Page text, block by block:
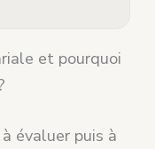
et pourquoi
évaluer puis à